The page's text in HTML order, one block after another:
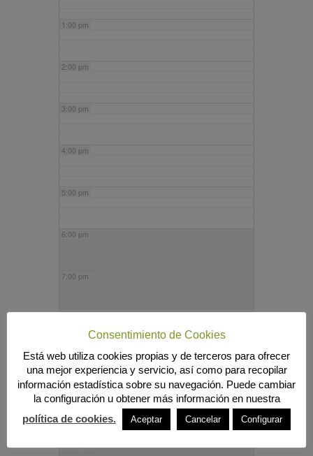
1:00 pm
2:00 pm
3:00 pm
4:00 pm
5:00 pm
6:00 pm
7:00 pm
9:00 pm
10:00 pm
Consentimiento de Cookies
Está web utiliza cookies propias y de terceros para ofrecer
una mejor experiencia y servicio, así como para recopilar
información estadística sobre su navegación. Puede cambiar
la configuración u obtener más información en nuestra
política de cookies.
Aceptar Cancelar Configurar